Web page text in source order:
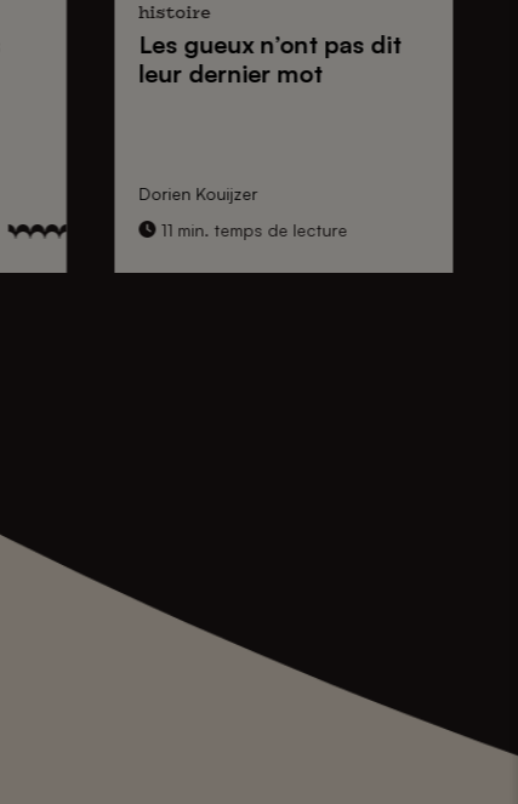
histoire
Les gueuxn’ont pas dit
leur dernier mot
Dorien Kouijzer
11 min. temps de lecture